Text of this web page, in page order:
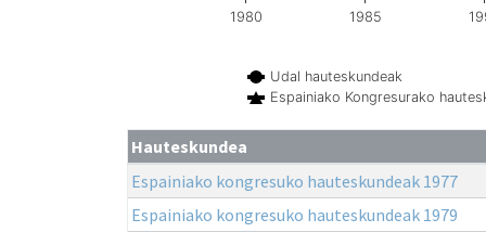
Udal hauteskundeak
Espainiako Kongresurako
1980 1985
Hauteskundea
Espainiako kongresuko hauteskundeak 1977
Espainiako kongresuko hauteskundeak 1979